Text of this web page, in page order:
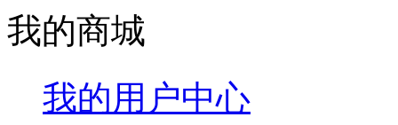
我的商城
我的用户中心